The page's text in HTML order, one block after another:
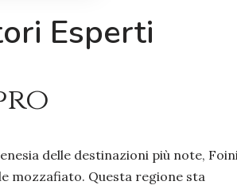
Esperti
delle destinazioni più note,
mozzafiato. Questa regione sta